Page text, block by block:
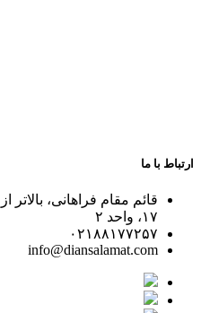
ارتباط با ما
قائم مقام فراهانی،
۱۷، واحد ۲
۰۲۱۸۸۱۷۷۲۵۷
info@diansalamat.com